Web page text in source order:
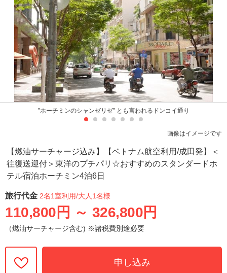
”ホーチミンのシャンゼリゼ” とも言われるドンコイ通り
画像はイメージです
【燃油サーチャージ込み】【ベトナム航空利用/成田発】＜
往復送迎付＞東洋のプチパリ☆おすすめのスタンダードホ
テル宿泊ホーチミン4泊6日
旅行代金 2名1室利用/大人1名様
110,800円 ～ 326,800円
（燃油サーチャージ含む) ※諸税費別途必要
申し込み